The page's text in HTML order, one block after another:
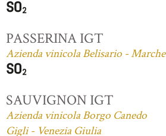
PASSERINA IGT
Azienda vinicola Belisario - Marche
SAUVIGNON IGT
Azienda vinicola Borgo Canedo
Gigli - Venezia Giulia